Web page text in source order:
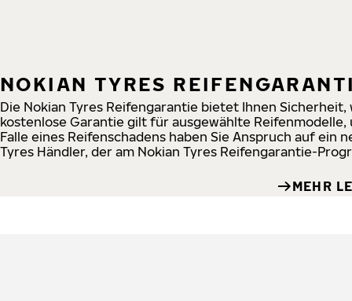
NOKIAN TYRES
Die Nokian Tyres Reifengarantie bietet Ihnen
kostenlose Garantie gilt für ausgewählte
Falle eines Reifenschadens haben Sie Anspruch auf ein
Tyres Händler, der am Nokian Tyres Reifengarantie-
MEHR